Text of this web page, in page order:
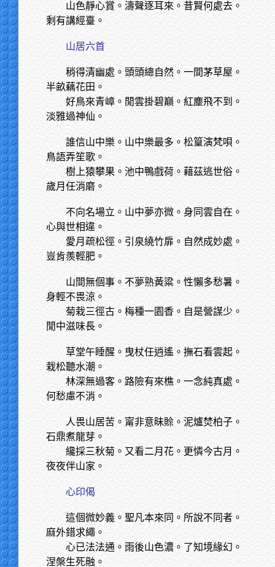
山色靜心賞。濤聲逐耳來。昔賢何處去。
剩有講經臺。
山居六首
稍得清幽處。頭頭總自然。一間茅草屋。
半畝藕花田。
好鳥來青嶂。閒雲掛碧巔。紅塵飛不到。
淡雅過神仙。
誰信山中樂。山中樂最多。松篁演梵唄。
鳥語弄笙歌。
樹上猿攀果。池中鴨戲荷。藉茲逃世俗。
歲月任消磨。
不向名場立。山中夢亦微。身同雲自在。
心與世相違。
愛月疏松徑。引泉繞竹扉。自然成妙處。
豈肯羨輕肥。
山間無個事。不夢熟黃粱。性懶多愁暑。
身輕不畏涼。
菊栽三徑古。梅種一園香。自是營謀少。
閒中滋味長。
草堂午睡醒。曳杖任逍遙。撫石看雲起。
栽松聽水潮。
林深無過客。路險有來樵。一念純真處。
何愁慮不消。
人畏山居苦。甯非意昧賒。泥爐焚柏子。
石鼎煮龍芽。
纔採三秋菊。又看二月花。更憐今古月。
夜夜伴山家。
心印偈
這個微妙義。聖凡本來同。所說不同者。
麻外錯求繩。
心已法法通。雨後山色濃。了知境緣幻。
涅槃生死融。